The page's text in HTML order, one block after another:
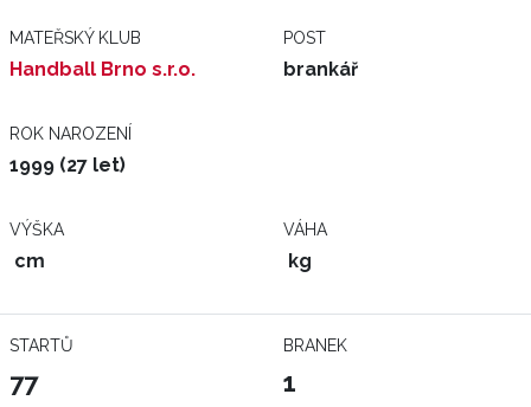
MATEŘSKÝ KLUB
Handball Brno s.r.o.
POST
brankář
ROK NAROZENÍ
1999 (27 let)
VÝŠKA
cm
VÁHA
kg
STARTŮ
77
BRANEK
1